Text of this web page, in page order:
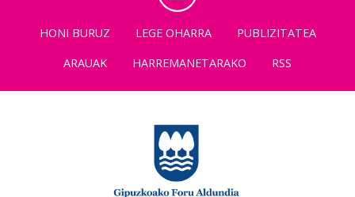
HONI BURUZ LEGE OHARRA
PUBLIZITATEA
ARAUAK
HARREMANETARAKO RSS